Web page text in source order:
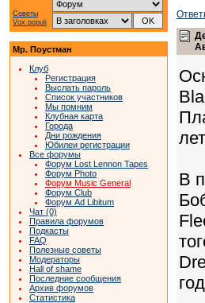
Советы
Vox populi
Мр. Поустман
Клуб
Регистрация
Выслать пароль
Список участников
Мы помним
Клубная карта
Города
Дни рождения
Юбилеи регистрации
Все форумы
Форум Lost Lennon Tapes
Форум Photo
Форум Music General
Форум Club
Форум Ad Libitum
Чат (0)
Правила форумов
Подкасты
FAQ
Полезные советы
Модераторы
Hall of shame
Последние сообщения
Архив форумов
Статистика
В